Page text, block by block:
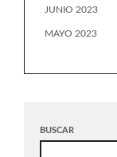
JUNIO 2023
MAYO 2023
BUSCAR